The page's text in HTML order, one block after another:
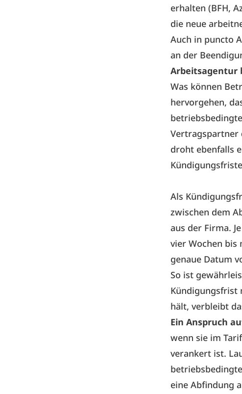
erhalten (BFH,
die neue
Auch in puncto
an der
Arbeitsagentur
Was können
hervorgehen,
Vertragspartner
droht ebenfalls
Als
zwischen dem
aus der Firma.
vier Wochen bis
genaue Datum
So ist
Kündigungsfrist
hält, verbleibt
Ein Anspruch
wenn sie im
verankert ist.
eine Abfindung